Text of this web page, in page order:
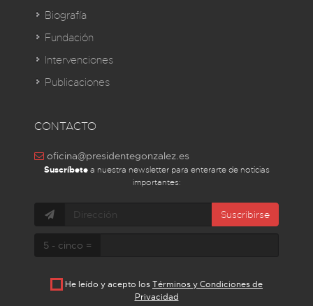
Biografía
Fundación
Intervenciones
Publicaciones
CONTACTO
oficina@presidentegonzalez.es
Suscríbetea nuestra newsletter para enterarte de noticias
importantes:
Suscribirse
5 - cinco =
He leído y acepto losTérminos y Condiciones de
Privacidad